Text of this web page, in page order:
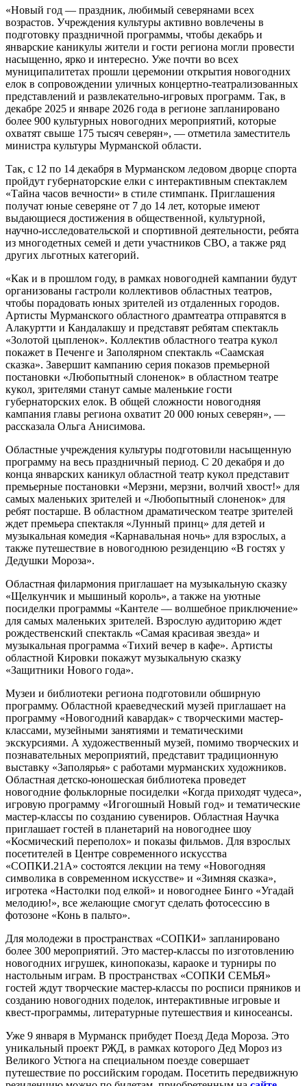
«Новый год — праздник, любимый северянами всех
возрастов. Учреждения культуры активно вовлечены в
подготовку праздничной программы, чтобы декабрь и
январские каникулы жители и гости региона могли провести
насыщенно, ярко и интересно. Уже почти во всех
муниципалитетах прошли церемонии открытия новогодних
елок в сопровождении уличных концертно-театрализованных
представлений и развлекательно-игровых программ. Так, в
декабре 2025 и январе 2026 года в регионе запланировано
более 900 культурных новогодних мероприятий, которые
охватят свыше 175 тысяч северян», — отметила заместитель
министра культуры Мурманской области.
Так, с 12 по 14 декабря в Мурманском ледовом дворце спорта
пройдут губернаторские елки с интерактивным спектаклем
«Тайна часов вечности» в стиле стимпанк. Приглашения
получат юные северяне от 7 до 14 лет, которые имеют
выдающиеся достижения в общественной, культурной,
научно-исследовательской и спортивной деятельности, ребята
из многодетных семей и дети участников СВО, а также ряд
других льготных категорий.
«Как и в прошлом году, в рамках новогодней кампании будут
организованы гастроли коллективов областных театров,
чтобы порадовать юных зрителей из отдаленных городов.
Артисты Мурманского областного драмтеатра отправятся в
Алакуртти и Кандалакшу и представят ребятам спектакль
«Золотой цыпленок». Коллектив областного театра кукол
покажет в Печенге и Заполярном спектакль «Саамская
сказка». Завершит кампанию серия показов премьерной
постановки «Любопытный слоненок» в областном театре
кукол, зрителями станут самые маленькие гости
губернаторских елок. В общей сложности новогодняя
кампания главы региона охватит 20 000 юных северян», —
рассказала Ольга Анисимова.
Областные учреждения культуры подготовили насыщенную
программу на весь праздничный период. С 20 декабря и до
конца январских каникул областной театр кукол представит
премьерные постановки «Мерзни, мерзни, волчий хвост!» для
самых маленьких зрителей и «Любопытный слоненок» для
ребят постарше. В областном драматическом театре зрителей
ждет премьера спектакля «Лунный принц» для детей и
музыкальная комедия «Карнавальная ночь» для взрослых, а
также путешествие в новогоднюю резиденцию «В гостях у
Дедушки Мороза».
Областная филармония приглашает на музыкальную сказку
«Щелкунчик и мышиный король», а также на уютные
посиделки программы «Кантеле — волшебное приключение»
для самых маленьких зрителей. Взрослую аудиторию ждет
рождественский спектакль «Самая красивая звезда» и
музыкальная программа «Тихий вечер в кафе». Артисты
областной Кировки покажут музыкальную сказку
«Защитники Нового года».
Музеи и библиотеки региона подготовили обширную
программу. Областной краеведческий музей приглашает на
программу «Новогодний кавардак» с творческими мастер-
классами, музейными занятиями и тематическими
экскурсиями. А художественный музей, помимо творческих и
познавательных мероприятий, представит традиционную
выставку «Заполярья» с работами мурманских художников.
Областная детско-юношеская библиотека проведет
новогодние фольклорные посиделки «Когда приходят чудеса»,
игровую программу «Игогошный Новый год» и тематические
мастер-классы по созданию сувениров. Областная Научка
приглашает гостей в планетарий на новогоднее шоу
«Космический переполох» и показы фильмов. Для взрослых
посетителей в Центре современного искусства
«СОПКИ.21А» состоятся лекции на тему «Новогодняя
символика в современном искусстве» и «Зимняя сказка»,
игротека «Настолки под елкой» и новогоднее Бинго «Угадай
мелодию!», все желающие смогут сделать фотосессию в
фотозоне «Конь в пальто».
Для молодежи в пространствах «СОПКИ» запланировано
более 300 мероприятий. Это мастер-классы по изготовлению
новогодних игрушек, кинопоказы, караоке и турниры по
настольным играм. В пространствах «СОПКИ СЕМЬЯ»
гостей ждут творческие мастер-классы по росписи пряников и
созданию новогодних поделок, интерактивные игровые и
квест-программы, литературные путешествия и киносеансы.
Уже 9 января в Мурманск прибудет Поезд Деда Мороза. Это
уникальный проект РЖД, в рамках которого Дед Мороз из
Великого Устюга на специальном поезде совершает
путешествие по российским городам. Посетить передвижную